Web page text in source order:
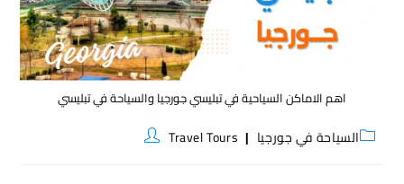
اهم الاماكن السياحية في تبليسي جورجيا والسياحة في تبليسي
السياحة في جورجيا Travel Tours